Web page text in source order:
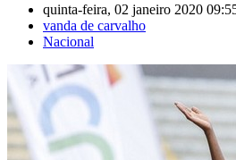
quinta-feira, 02 janeiro 2020
vanda de carvalho
Nacional